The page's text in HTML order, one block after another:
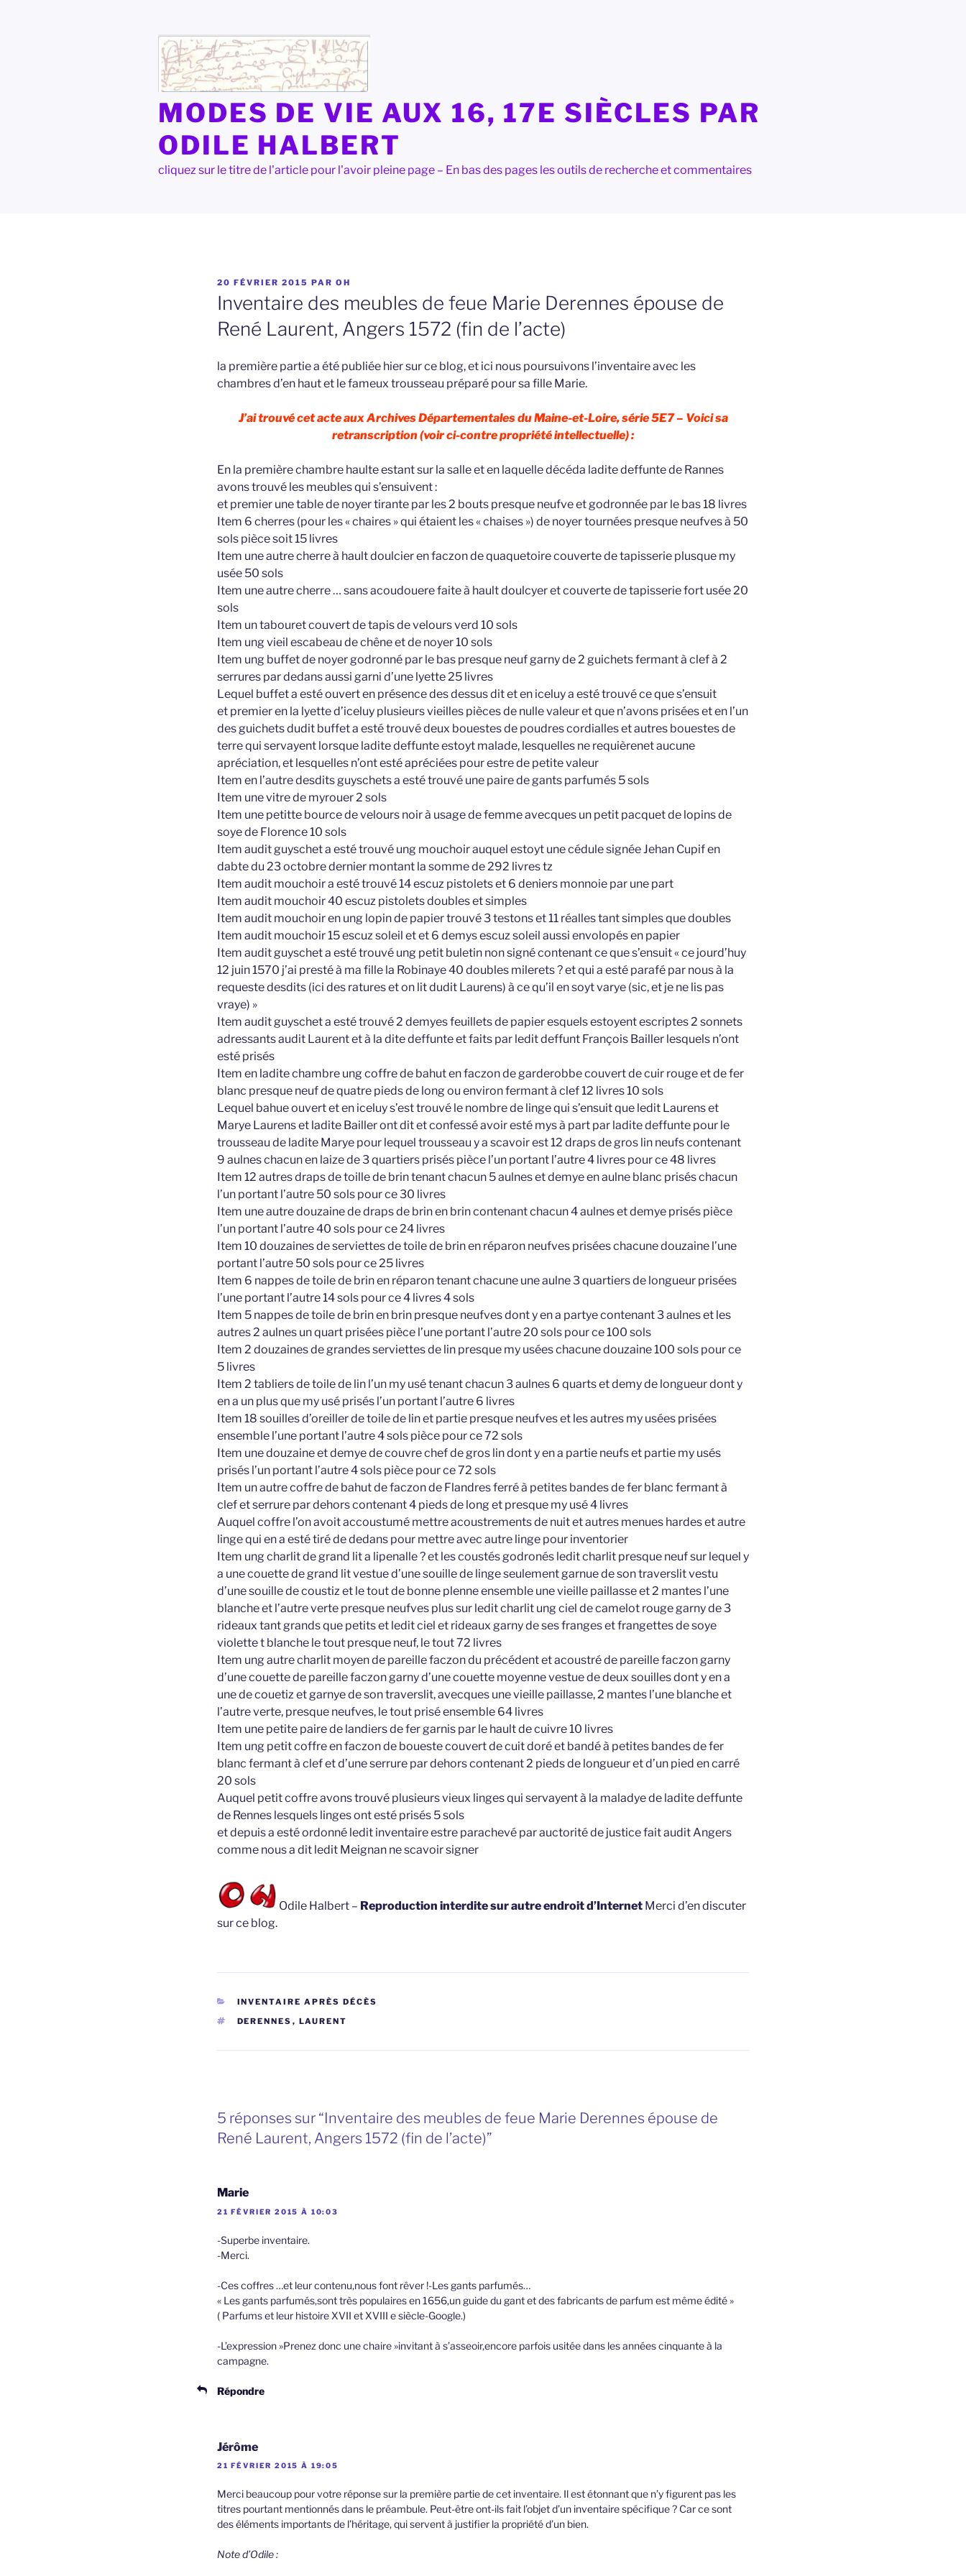
MODES DE VIE AUX 16, 17E SIÈCLES PAR
ODILE HALBERT
cliquez sur le titre de l'article pour l'avoir pleine page – En bas des pages les outils de recherche et commentaires
PUBLIÉ
LE
20 FÉVRIER 2015 PAR OH
Inventaire des meubles de feue Marie Derennes épouse de
René Laurent, Angers 1572 (fin de l’acte)
la première partie a été publiée hier sur ce blog, et ici nous poursuivons l’inventaire avec les
chambres d’en haut et le fameux trousseau préparé pour sa fille Marie.
J’ai trouvé cet acte aux Archives Départementales du Maine-et-Loire, série 5E7 – Voici sa
retranscription (voir ci-contre propriété intellectuelle) :
En la première chambre haulte estant sur la salle et en laquelle décéda ladite deffunte de Rannes
avons trouvé les meubles qui s’ensuivent :
et premier une table de noyer tirante par les 2 bouts presque neufve et godronnée par le bas 18 livres
Item 6 cherres (pour les « chaires » qui étaient les « chaises ») de noyer tournées presque neufves à 50
sols pièce soit 15 livres
Item une autre cherre à hault doulcier en faczon de quaquetoire couverte de tapisserie plusque my
usée 50 sols
Item une autre cherre … sans acoudouere faite à hault doulcyer et couverte de tapisserie fort usée 20
sols
Item un tabouret couvert de tapis de velours verd 10 sols
Item ung vieil escabeau de chêne et de noyer 10 sols
Item ung buffet de noyer godronné par le bas presque neuf garny de 2 guichets fermant à clef à 2
serrures par dedans aussi garni d’une lyette 25 livres
Lequel buffet a esté ouvert en présence des dessus dit et en iceluy a esté trouvé ce que s’ensuit
et premier en la lyette d’iceluy plusieurs vieilles pièces de nulle valeur et que n’avons prisées et en l’un
des guichets dudit buffet a esté trouvé deux bouestes de poudres cordialles et autres bouestes de
terre qui servayent lorsque ladite deffunte estoyt malade, lesquelles ne requièrenet aucune
apréciation, et lesquelles n’ont esté apréciées pour estre de petite valeur
Item en l’autre desdits guyschets a esté trouvé une paire de gants parfumés 5 sols
Item une vitre de myrouer 2 sols
Item une petitte bource de velours noir à usage de femme avecques un petit pacquet de lopins de
soye de Florence 10 sols
Item audit guyschet a esté trouvé ung mouchoir auquel estoyt une cédule signée Jehan Cupif en
dabte du 23 octobre dernier montant la somme de 292 livres tz
Item audit mouchoir a esté trouvé 14 escuz pistolets et 6 deniers monnoie par une part
Item audit mouchoir 40 escuz pistolets doubles et simples
Item audit mouchoir en ung lopin de papier trouvé 3 testons et 11 réalles tant simples que doubles
Item audit mouchoir 15 escuz soleil et et 6 demys escuz soleil aussi envolopés en papier
Item audit guyschet a esté trouvé ung petit buletin non signé contenant ce que s’ensuit « ce jourd’huy
12 juin 1570 j’ai presté à ma fille la Robinaye 40 doubles milerets ? et qui a esté parafé par nous à la
requeste desdits (ici des ratures et on lit dudit Laurens) à ce qu’il en soyt varye (sic, et je ne lis pas
vraye) »
Item audit guyschet a esté trouvé 2 demyes feuillets de papier esquels estoyent escriptes 2 sonnets
adressants audit Laurent et à la dite deffunte et faits par ledit deffunt François Bailler lesquels n’ont
esté prisés
Item en ladite chambre ung coffre de bahut en faczon de garderobbe couvert de cuir rouge et de fer
blanc presque neuf de quatre pieds de long ou environ fermant à clef 12 livres 10 sols
Lequel bahue ouvert et en iceluy s’est trouvé le nombre de linge qui s’ensuit que ledit Laurens et
Marye Laurens et ladite Bailler ont dit et confessé avoir esté mys à part par ladite deffunte pour le
trousseau de ladite Marye pour lequel trousseau y a scavoir est 12 draps de gros lin neufs contenant
9 aulnes chacun en laize de 3 quartiers prisés pièce l’un portant l’autre 4 livres pour ce 48 livres
Item 12 autres draps de toille de brin tenant chacun 5 aulnes et demye en aulne blanc prisés chacun
l’un portant l’autre 50 sols pour ce 30 livres
Item une autre douzaine de draps de brin en brin contenant chacun 4 aulnes et demye prisés pièce
l’un portant l’autre 40 sols pour ce 24 livres
Item 10 douzaines de serviettes de toile de brin en réparon neufves prisées chacune douzaine l’une
portant l’autre 50 sols pour ce 25 livres
Item 6 nappes de toile de brin en réparon tenant chacune une aulne 3 quartiers de longueur prisées
l’une portant l’autre 14 sols pour ce 4 livres 4 sols
Item 5 nappes de toile de brin en brin presque neufves dont y en a partye contenant 3 aulnes et les
autres 2 aulnes un quart prisées pièce l’une portant l’autre 20 sols pour ce 100 sols
Item 2 douzaines de grandes serviettes de lin presque my usées chacune douzaine 100 sols pour ce
5 livres
Item 2 tabliers de toile de lin l’un my usé tenant chacun 3 aulnes 6 quarts et demy de longueur dont y
en a un plus que my usé prisés l’un portant l’autre 6 livres
Item 18 souilles d’oreiller de toile de lin et partie presque neufves et les autres my usées prisées
ensemble l’une portant l’autre 4 sols pièce pour ce 72 sols
Item une douzaine et demye de couvre chef de gros lin dont y en a partie neufs et partie my usés
prisés l’un portant l’autre 4 sols pièce pour ce 72 sols
Item un autre coffre de bahut de faczon de Flandres ferré à petites bandes de fer blanc fermant à
clef et serrure par dehors contenant 4 pieds de long et presque my usé 4 livres
Auquel coffre l’on avoit accoustumé mettre acoustrements de nuit et autres menues hardes et autre
linge qui en a esté tiré de dedans pour mettre avec autre linge pour inventorier
Item ung charlit de grand lit a lipenalle ? et les coustés godronés ledit charlit presque neuf sur lequel y
a une couette de grand lit vestue d’une souille de linge seulement garnue de son traverslit vestu
d’une souille de coustiz et le tout de bonne plenne ensemble une vieille paillasse et 2 mantes l’une
blanche et l’autre verte presque neufves plus sur ledit charlit ung ciel de camelot rouge garny de 3
rideaux tant grands que petits et ledit ciel et rideaux garny de ses franges et frangettes de soye
violette t blanche le tout presque neuf, le tout 72 livres
Item ung autre charlit moyen de pareille faczon du précédent et acoustré de pareille faczon garny
d’une couette de pareille faczon garny d’une couette moyenne vestue de deux souilles dont y en a
une de couetiz et garnye de son traverslit, avecques une vieille paillasse, 2 mantes l’une blanche et
l’autre verte, presque neufves, le tout prisé ensemble 64 livres
Item une petite paire de landiers de fer garnis par le hault de cuivre 10 livres
Item ung petit coffre en faczon de boueste couvert de cuit doré et bandé à petites bandes de fer
blanc fermant à clef et d’une serrure par dehors contenant 2 pieds de longueur et d’un pied en carré
20 sols
Auquel petit coffre avons trouvé plusieurs vieux linges qui servayent à la maladye de ladite deffunte
de Rennes lesquels linges ont esté prisés 5 sols
et depuis a esté ordonné ledit inventaire estre parachevé par auctorité de justice fait audit Angers
comme nous a dit ledit Meignan ne scavoir signer
Odile Halbert – Reproduction interdite sur autre endroit d’Internet Merci d’en discuter
sur ce blog.
CATÉGORIES
INVENTAIRE APRÈS DÉCÈS
ÉTIQUETTES
DERENNES , LAURENT
5 réponses sur “Inventaire des meubles de feue Marie Derennes épouse de
René Laurent, Angers 1572 (fin de l’acte)”
Marie
21 FÉVRIER 2015 À 10:03
-Superbe inventaire.
-Merci.
-Ces coffres …et leur contenu,nous font rêver !-Les gants parfumés…
« Les gants parfumés,sont très populaires en 1656,un guide du gant et des fabricants de parfum est même édité »
( Parfums et leur histoire XVII et XVIII e siècle-Google.)
-L’expression »Prenez donc une chaire »invitant à s’asseoir,encore parfois usitée dans les années cinquante à la
campagne.
Répondre
Jérôme
21 FÉVRIER 2015 À 19:05
Merci beaucoup pour votre réponse sur la première partie de cet inventaire. Il est étonnant que n’y figurent pas les
titres pourtant mentionnés dans le préambule. Peut-être ont-ils fait l’objet d’un inventaire spécifique ? Car ce sont
des éléments importants de l’héritage, qui servent à justifier la propriété d’un bien.
Note d’Odile :